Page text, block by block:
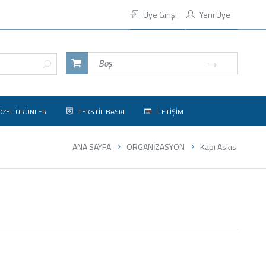
Üye Girişi Yeni Üye
Boş
ÜRÜNLER TEKSTİL BASKI İLETİŞİM
ANA SAYFA ORGANİZASYON Kapı Askısı